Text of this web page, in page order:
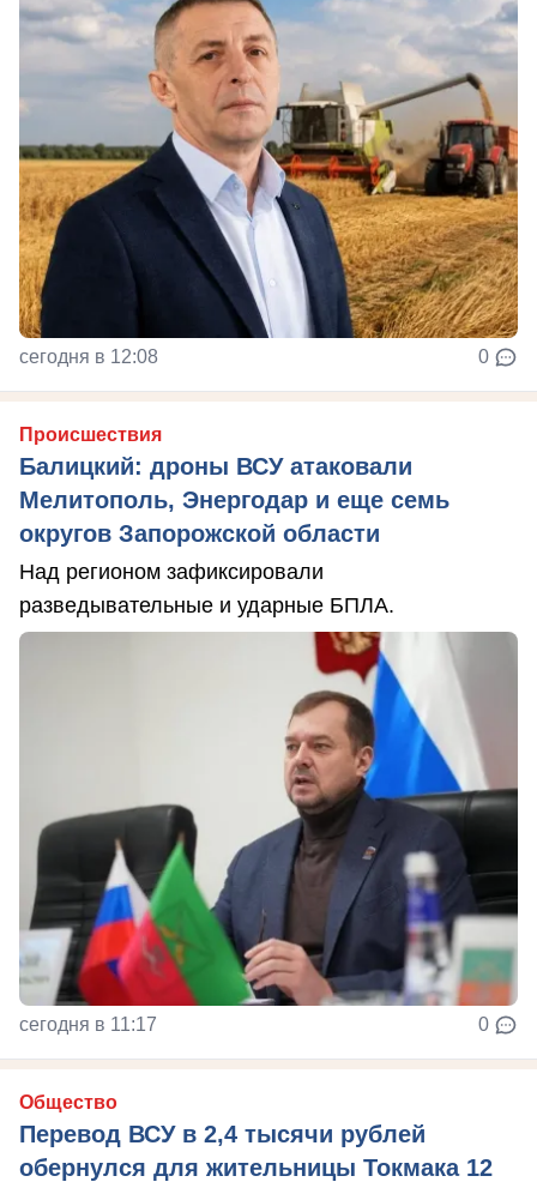
сегодня в 12:08 0
Происшествия
Балицкий: дроны ВСУ атаковали
Мелитополь, Энергодар и еще семь
округов Запорожской области
Над регионом зафиксировали
разведывательные и ударные БПЛА.
сегодня в 11:17 0
Общество
Перевод ВСУ в 2,4 тысячи рублей
обернулся для жительницы Токмака 12